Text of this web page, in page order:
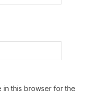
in this browser for the